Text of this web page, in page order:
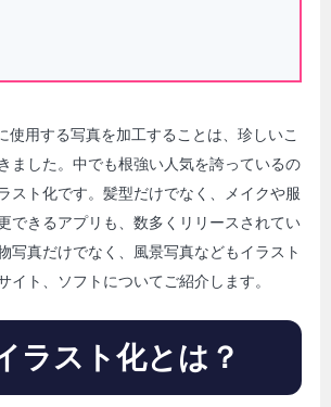
使用する写真を加工することは、珍しいこ
ました。中でも根強い人気を誇っているの
スト化です。髪型だけでなく、メイクや服
できるアプリも、数多くリリースされてい
写真だけでなく、風景写真などもイラスト
イト、ソフトについてご紹介します。
ラスト化とは？